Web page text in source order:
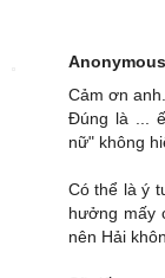
Anonymous
Cảm ơn anh.
Đúng là ...
nữ" không
Có thể là ý
hưởng mấy
nên Hải